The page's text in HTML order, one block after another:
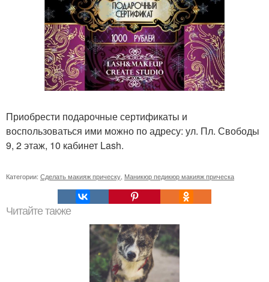
Приобрести подарочные сертификаты и
воспользоваться ими можно по адресу: ул. Пл. Свободы
9, 2 этаж, 10 кабинет Lash.
Категории: Сделать макияж прическу Маникюр педикюр макияж прическа
Читайте также